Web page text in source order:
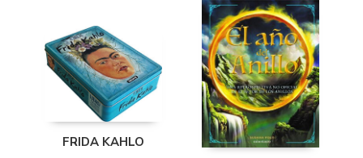
FRIDA KAHLO